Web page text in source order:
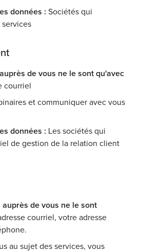
données : Sociétés qui
de vous ne le sont qu'avec
courriel
et communiquer avec vous
données : Les sociétés qui
de gestion de la relation client
de vous ne le sont
courriel, votre adresse
au sujet des services, vous